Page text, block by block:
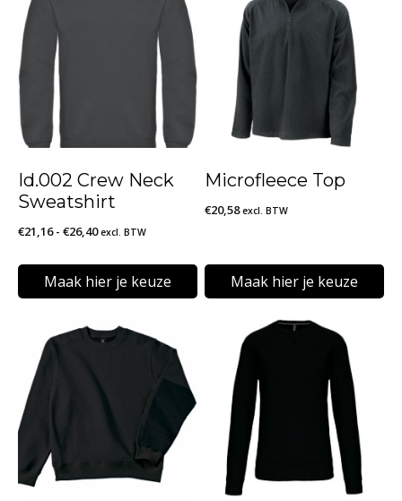
Id.002 Crew Neck
Sweatshirt
€21,16 - €26,40Prijsklasse:
tot
€26,40
excl. BTW
Maak hier je keuze
product
heeft
meerdere
variaties.
Deze
optie
Microfleece Top
€20,58 excl. BTW
Maak hier je keuze
product
heeft
meerdere
variaties.
Deze
optie